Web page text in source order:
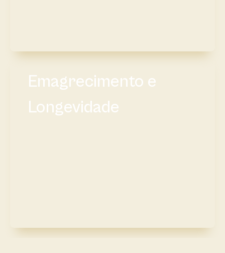
Emagrecimento e
Longevidade